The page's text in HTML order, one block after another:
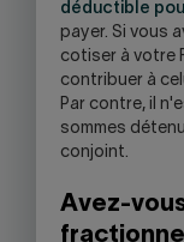
déductible
payer. Si vous
cotiser à votre
contribuer à
Par contre, il
sommes
conjoint.
Avez-